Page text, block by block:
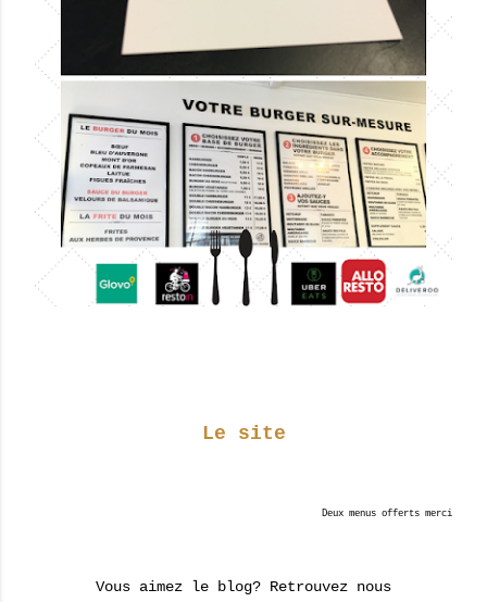
Le site
Deux menus offerts merci
Vous aimez le blog? Retrouvez nous